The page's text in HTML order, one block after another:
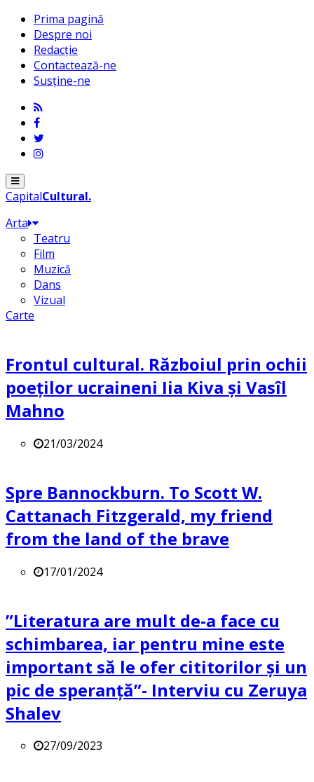
Prima pagină
Despre noi
Redacție
Contactează-ne
Susține-ne
Menu
CapitalCultural.
Arta
Teatru
Film
Muzică
Dans
Vizual
Carte
Frontul cultural. Războiul prin ochii
poeților ucraineni Iia Kiva și Vasîl
Mahno
21/03/2024
Spre Bannockburn. To Scott W.
Cattanach Fitzgerald, my friend
from the land of the brave
17/01/2024
”Literatura are mult de-a face cu
schimbarea, iar pentru mine este
important să le ofer cititorilor și un
pic de speranță”- Interviu cu Zeruya
Shalev
27/09/2023